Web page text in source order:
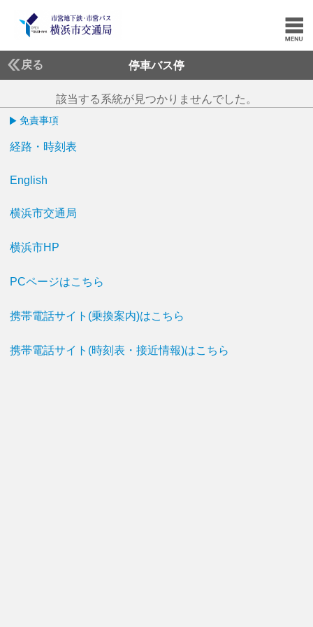
戻る 停車バス停
該当する系統が見つかりませんでした。
免責事項
経路・時刻表
English
横浜市交通局
横浜市HP
PCページはこちら
携帯電話サイト(乗換案内)はこちら
携帯電話サイト(時刻表・接近情報)はこちら